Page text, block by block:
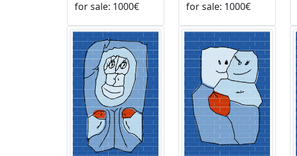
for sale: 1000€
for sale: 1000€